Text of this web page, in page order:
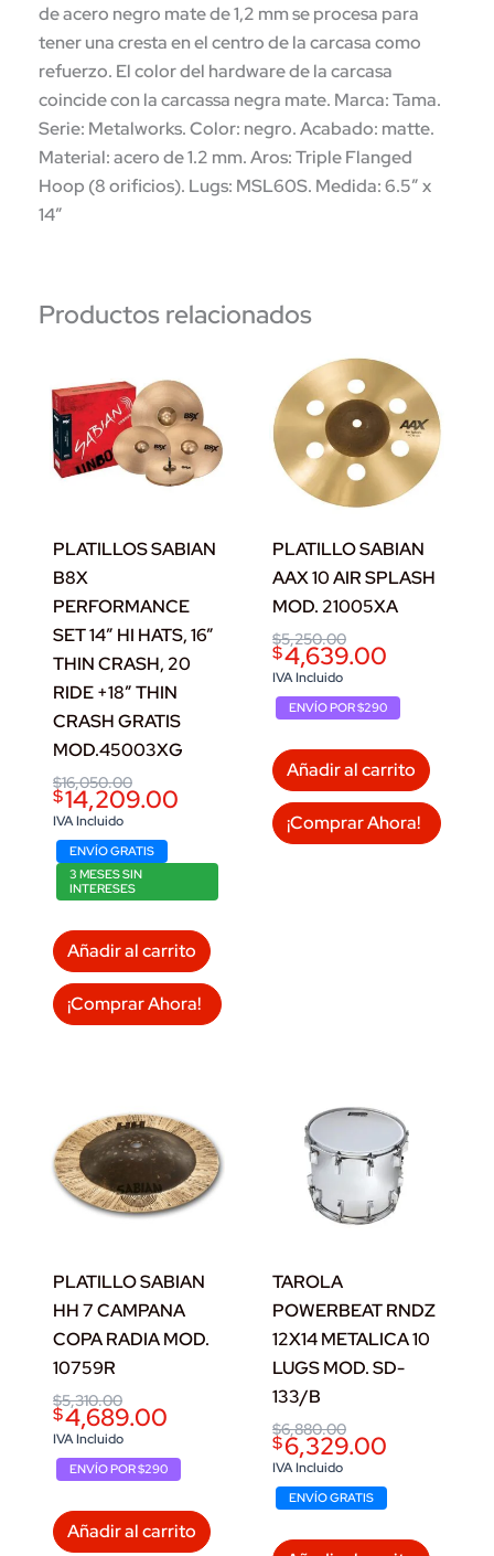
de acero negro mate de 1,2 mm se procesa para
tener una cresta en el centro de la carcasa como
refuerzo. El color del hardware de la carcasa
coincide con la carcassa negra mate. Marca: Tama.
Serie: Metalworks. Color: negro. Acabado: matte.
Material: acero de 1.2 mm. Aros: Triple Flanged
Hoop (8 orificios). Lugs: MSL60S. Medida: 6.5″ x
14″
Productos relacionados
PLATILLOS SABIAN
B8X
PERFORMANCE
SET 14” HI HATS, 16”
THIN CRASH, 20
RIDE +18” THIN
CRASH GRATIS
MOD.45003XG
$16,050.00
Original
price
was:
$16,050.00.
$14,209.00
Current
price
is:
$14,209.00.
IVA Incluido
ENVÍO GRATIS
3 MESES SIN
INTERESES
Añadir al carrito
¡Comprar Ahora!
PLATILLO SABIAN
AAX 10 AIR SPLASH
MOD. 21005XA
$5,250.00
Original
price
was:
$5,250.00.
$4,639.00
Current
price
is:
$4,639.00.
IVA Incluido
ENVÍO POR $290
Añadir al carrito
¡Comprar Ahora!
PLATILLO SABIAN
HH 7 CAMPANA
COPA RADIA MOD.
10759R
$5,310.00
Original
price
was:
$5,310.00.
$4,689.00
Current
price
is:
$4,689.00.
IVA Incluido
ENVÍO POR $290
Añadir al carrito
TAROLA
POWERBEAT RNDZ
12X14 METALICA 10
LUGS MOD. SD-
133/B
$6,880.00
Original
price
was:
$6,880.00.
$6,329.00
Current
price
is:
$6,329.00.
IVA Incluido
ENVÍO GRATIS